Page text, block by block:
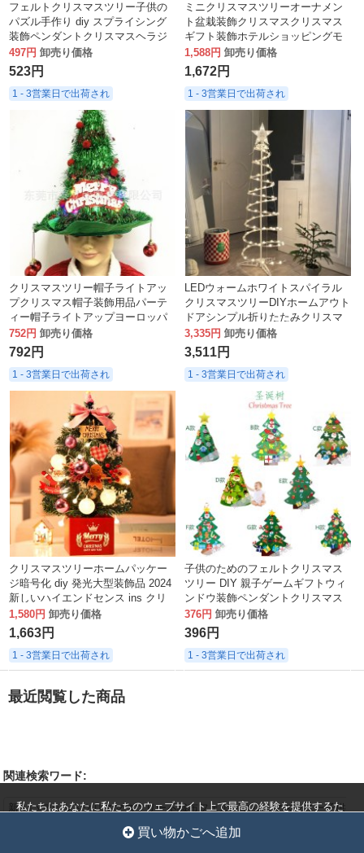
フェルトクリスマスツリー子供の
パズル手作り diy スプライシング
装飾ペンダントクリスマスヘラジ
カの装飾立体
497円 卸売り価格
523円
1 - 3営業日で出荷され
ミニクリスマスツリーオーナメン
ト盆栽装飾クリスマスクリスマス
ギフト装飾ホテルショッピングモ
ール
1,588円 卸売り価格
1,672円
1 - 3営業日で出荷され
クリスマスツリー帽子ライトアッ
プクリスマス帽子装飾用品パーテ
ィー帽子ライトアップヨーロッパ
とアメリカの子供用帽子装飾小道
具
752円 卸売り価格
792円
1 - 3営業日で出荷され
LEDウォームホワイトスパイラル
クリスマスツリーDIYホームアウト
ドアシンプル折りたたみクリスマ
スロマンチックな雰囲気装飾ライ
ト
3,335円 卸売り価格
3,511円
1 - 3営業日で出荷され
クリスマスツリーホームパッケー
ジ暗号化 diy 発光大型装飾品 2024
新しいハイエンドセンス ins クリ
スマス装飾
1,580円 卸売り価格
1,663円
1 - 3営業日で出荷され
子供のためのフェルトクリスマス
ツリー DIY 親子ゲームギフトウィ
ンドウ装飾ペンダントクリスマス
ツリー
376円 卸売り価格
396円
1 - 3営業日で出荷され
最近閲覧した商品
関連検索ワード:
新しいフェルトクリスマスツリー不織布フェルトクリスマスツリー子供
買い物かごへ追加
私たちはあなたに私たちのウェブサイト上で最高の経験を提供するた
クッキー設定